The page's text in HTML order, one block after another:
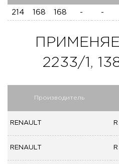
214 168 168 - -
2233/1,
Производитель
RENAULT
RENAULT